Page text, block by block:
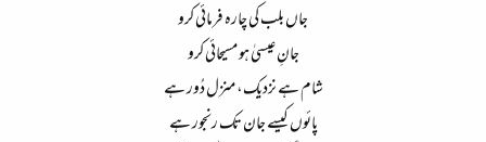
جاں بلب کی چارہ فرمائی کرو​
جانِ عیسیٰ ہو مسیحائی کرو​
شام ہے نزدیک، منزل دُور ہے​
پائوں کیسے جان تک رنجور ہے​